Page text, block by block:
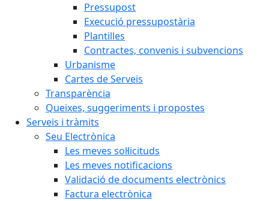
Pressupost
Execució pressupostària
Plantilles
Contractes, convenis i subvencions
Urbanisme
Cartes de Serveis
Transparència
Queixes, suggeriments i propostes
Serveis i tràmits
Seu Electrònica
Les meves sol·licituds
Les meves notificacions
Validació de documents electrònics
Factura electrònica